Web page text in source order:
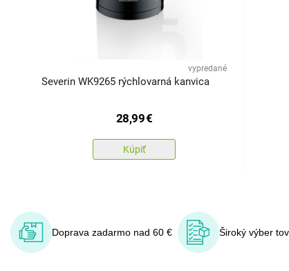
vypredané
Severin WK9265 rýchlovarná kanvica
28,99€
Kúpiť
Doprava zadarmo nad 60 € Široký výber